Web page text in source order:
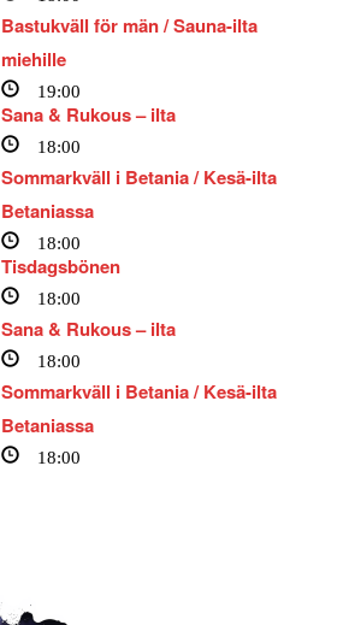
Bastukväll för män / Sauna-ilta
miehille
19:00
Sana & Rukous – ilta
18:00
Sommarkväll i Betania / Kesä-ilta
Betaniassa
18:00
Tisdagsbönen
18:00
Sana & Rukous – ilta
18:00
Sommarkväll i Betania / Kesä-ilta
Betaniassa
18:00